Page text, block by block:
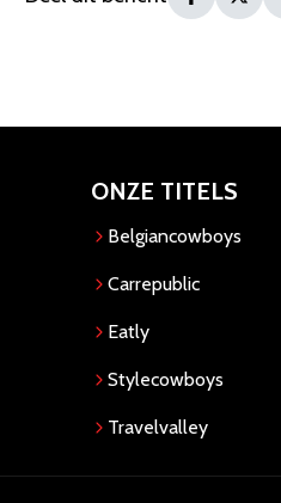
ONZE TITELS
Belgiancowboys
Carrepublic
Eatly
Stylecowboys
Travelvalley